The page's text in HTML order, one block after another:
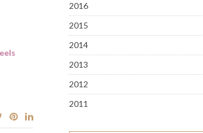
2016
2015
2014
2013
2012
2011